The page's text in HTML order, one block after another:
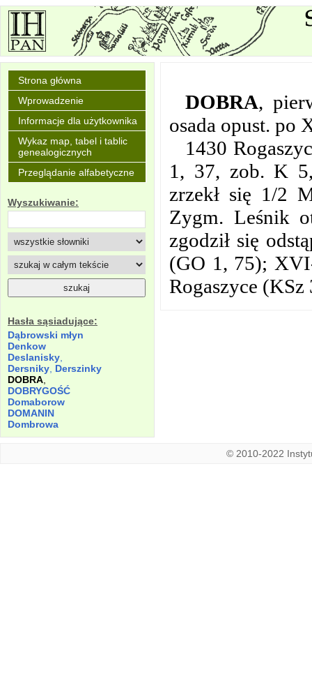
Strona główna
Wprowadzenie
Informacje dla użytkownika
Wykaz map, tabel i tablic
genealogicznych
Przeglądanie alfabetyczne
Wyszukiwanie:
Hasła sąsiadujące:
Dąbrowski młyn
Denkow
Deslanisky
Dersniky Derszinky
DOBRA
DOBRYGOŚĆ
Domaborow
DOMANIN
Dombrowa
DOBRA,
osada opust. po
1430
1, 37, zob. K
zrzekł się 1/2
Zygm. Leśnik
zgodził się
(GO 1, 75);
Rogaszyce (KSz
© 2010-2022